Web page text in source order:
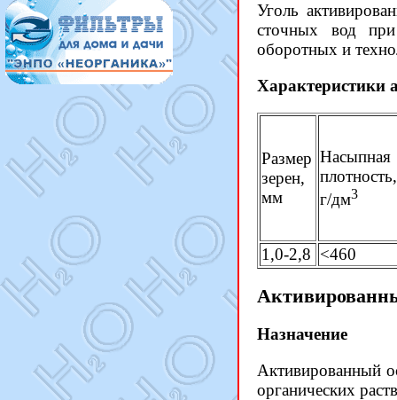
Уголь
сточных вод при
оборотных и
Характеристики
Размер
зерен,
мм
Насыпная
плотность,
г/дм3
1,0-2,8 <460
Назначение
Активированный
органических